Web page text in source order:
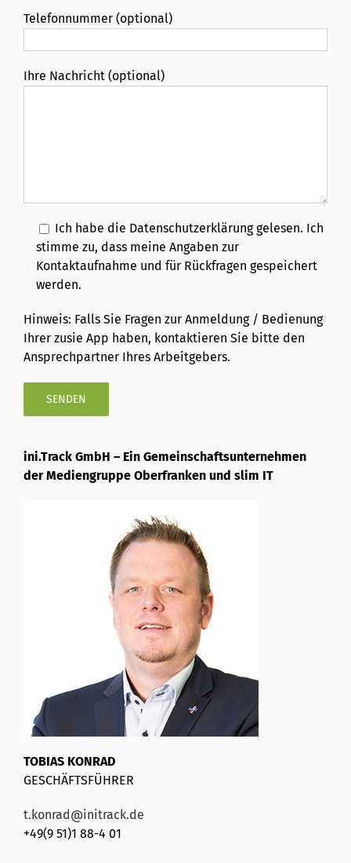
Telefonnummer (optional)
Ihre Nachricht (optional)
Ich habe die Datenschutzerklärung gelesen. Ich
stimme zu, dass meine Angaben zur
Kontaktaufnahme und für Rückfragen gespeichert
werden.
Hinweis: Falls Sie Fragen zur Anmeldung / Bedienung
Ihrer zusie App haben, kontaktieren Sie bitte den
Ansprechpartner Ihres Arbeitgebers.
ini.Track GmbH – Ein Gemeinschaftsunternehmen
der Mediengruppe Oberfranken und slim IT
TOBIAS KONRAD
GESCHÄFTSFÜHRER
t.konrad@initrack.de
+49(9 51)1 88-4 01